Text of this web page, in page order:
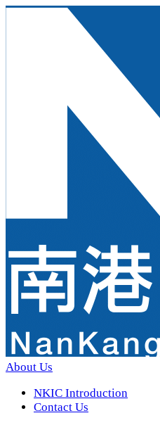
About Us
NKIC Introduction
Contact Us